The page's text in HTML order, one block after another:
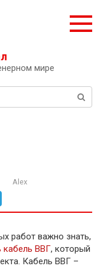
мире
Alex
работ важно знать,
кабель ВВГ, который
Кабель ВВГ –